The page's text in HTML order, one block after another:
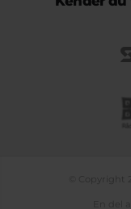
© Copyright
En del